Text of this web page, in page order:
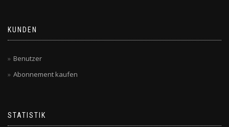
KUNDEN
Benutzer
Abonnement kaufen
STATISTIK